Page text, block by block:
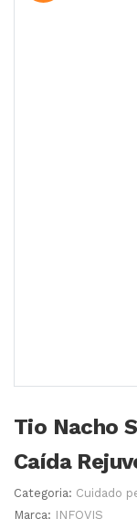
Tio Nacho
Caída
Categoria: Cuidado
Marca: INFOVIS